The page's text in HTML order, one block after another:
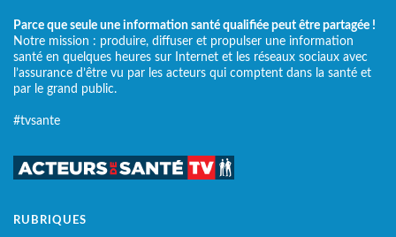
Parce que seule une information santé qualifiée peut être partagée !
Notre mission : produire, diffuser et propulser une information
santé en quelques heures sur Internet et les réseaux sociaux avec
l’assurance d’être vu par les acteurs qui comptent dans la santé et
par le grand public.
#tvsante
RUBRIQUES